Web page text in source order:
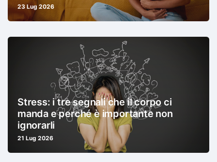
23 Lug 2026
Stress: i tre segnali che il corpo ci
manda e perché è importante non
ignorarli
21 Lug 2026